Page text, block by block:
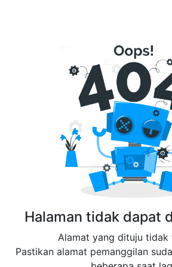
Halaman tidak dapat
Alamat yang dituju tidak
Pastikan alamat pemanggilan